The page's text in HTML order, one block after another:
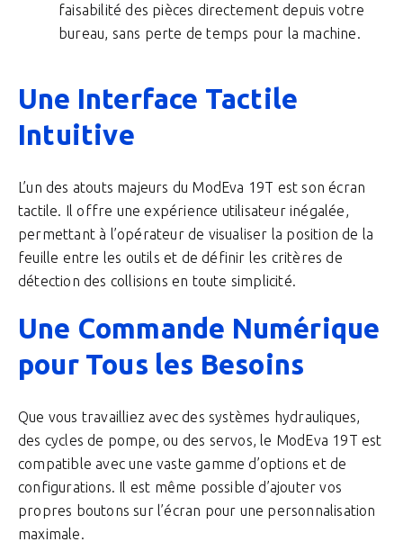
faisabilité des pièces directement depuis votre
bureau, sans perte de temps pour la machine.
Une Interface Tactile
Intuitive
L’un des atouts majeurs du ModEva 19T est son écran
tactile. Il offre une expérience utilisateur inégalée,
permettant à l’opérateur de visualiser la position de la
feuille entre les outils et de définir les critères de
détection des collisions en toute simplicité.
Une Commande Numérique
pour Tous les Besoins
Que vous travailliez avec des systèmes hydrauliques,
des cycles de pompe, ou des servos, le ModEva 19T est
compatible avec une vaste gamme d’options et de
configurations. Il est même possible d’ajouter vos
propres boutons sur l’écran pour une personnalisation
maximale.